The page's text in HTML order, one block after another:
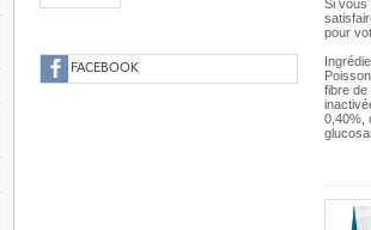
FACEBOOK
Si vous
pour
fibre de
0,40%,